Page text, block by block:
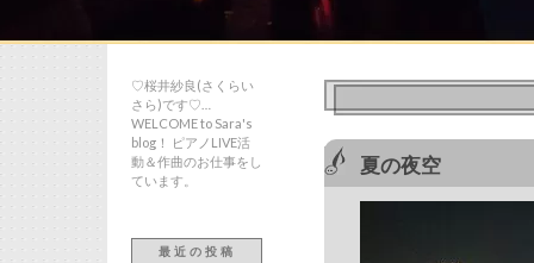
夏の夜空
♡桜井紗良(さくらい
さら)です♡…
WELCOME to Sara's
blog！ ピアノLIVE活
動＆作曲のお仕事をし
ています。
最近の投稿